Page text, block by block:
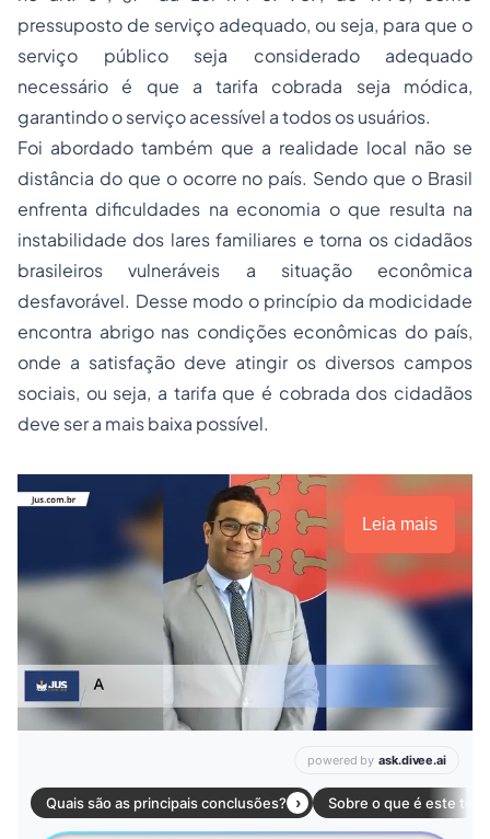
pressuposto de serviço adequado, ou seja, para que o
serviço público seja considerado adequado
necessário é que a tarifa cobrada seja módica,
garantindo o serviço acessível a todos os usuários.
Foi abordado também que a realidade local não se
distância do que o ocorre no país. Sendo que o Brasil
enfrenta dificuldades na economia o que resulta na
instabilidade dos lares familiares e torna os cidadãos
brasileiros vulneráveis a situação econômica
desfavorável. Desse modo o princípio da modicidade
encontra abrigo nas condições econômicas do país,
onde a satisfação deve atingir os diversos campos
sociais, ou seja, a tarifa que é cobrada dos cidadãos
deve ser a mais baixa possível.
Leia mais